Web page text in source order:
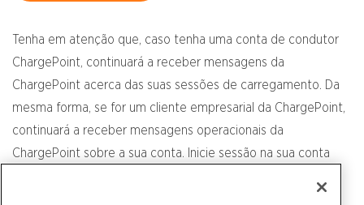
Tenha em atenção que, caso tenha uma conta de condutor
ChargePoint, continuará a receber mensagens da
ChargePoint acerca das suas sessões de carregamento. Da
mesma forma, se for um cliente empresarial da ChargePoint,
continuará a receber mensagens operacionais da
ChargePoint sobre a sua conta. Inicie sessão na sua conta